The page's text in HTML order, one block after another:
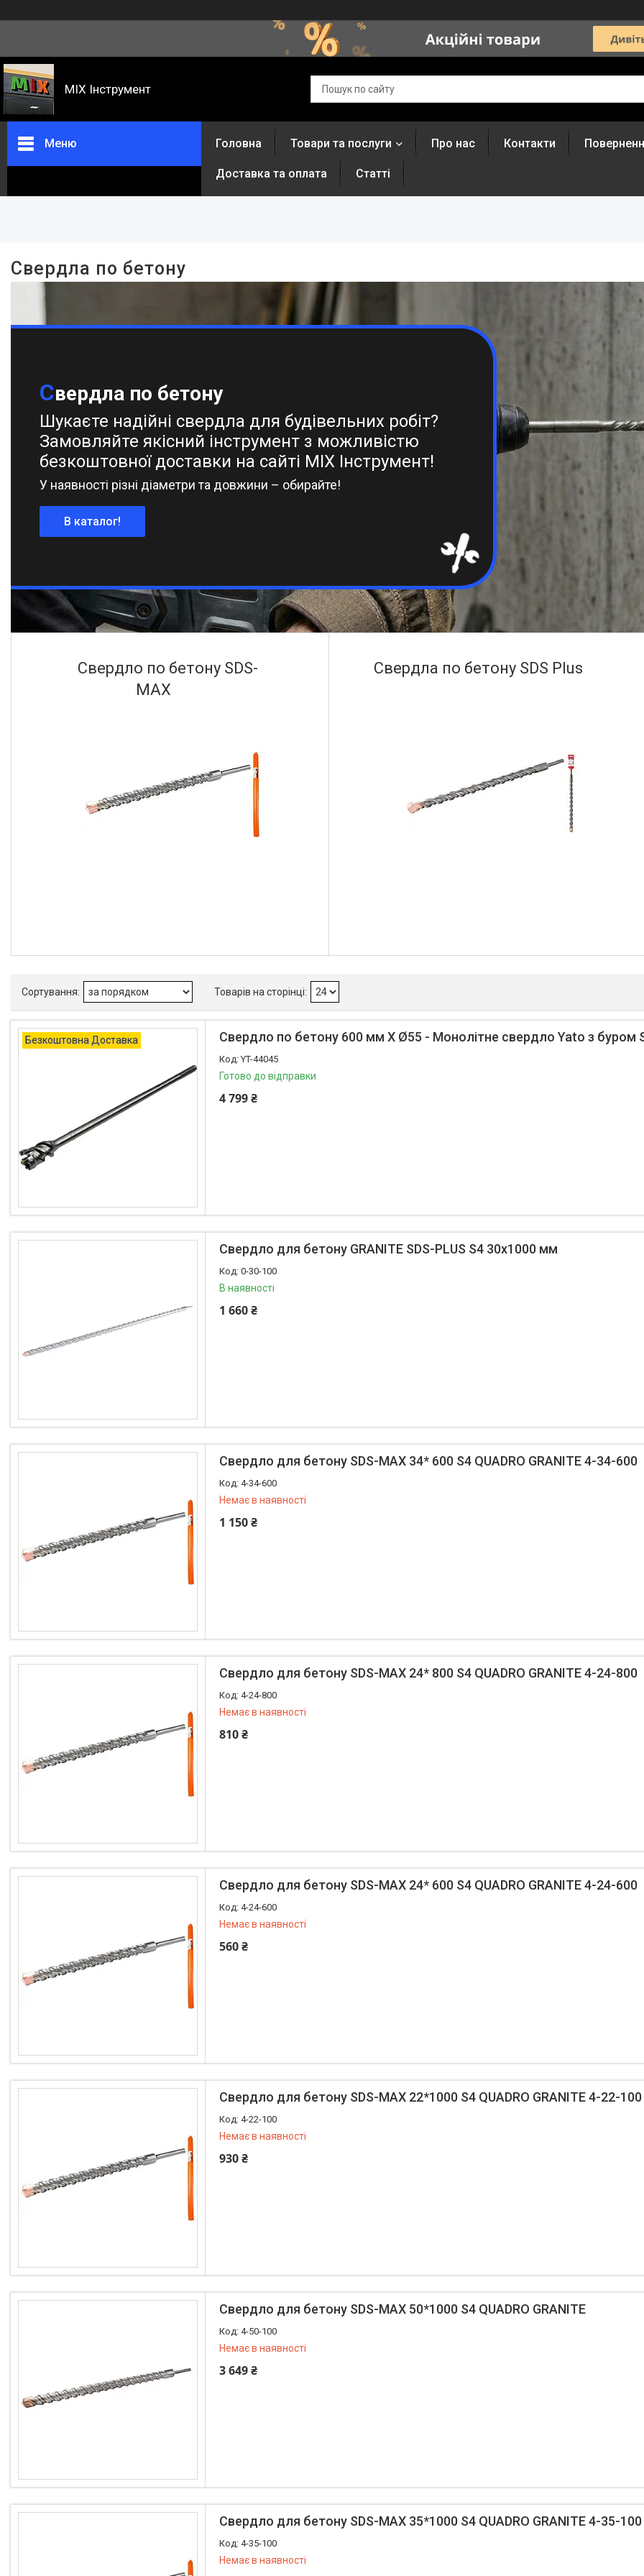
MIX Інструмент
Меню
Так 2
Granite 65
Товари та послуги
Про нас
Головна Товари та послуги Про нас Контакти
Доставка та оплата Статті
Свердла по бетону
Свердла по бетону
Шукаєте надійні свердла для будівельних робіт?
Замовляйте якісний інструмент з можливістю
безкоштовної доставки на сайті MIX Інструмент!
У наявності різні діаметри та довжини – обирайте!
В каталог!
Свердло по бетону SDS-
MAX
Свердла по бетону SDS Plus
Безкоштовна Доставка Свердло по бетону 600 мм X Ø55 - Монолітне свердло Yato з буром
YT-44045
Готово до відправки
4 799 ₴
Свердло для бетону GRANITE SDS-PLUS S4 30х1000 мм
0-30-100
В наявності
1 660 ₴
Свердло для бетону SDS-MAX 34* 600 S4 QUADRO GRANITE 4-34-600
4-34-600
Немає в наявності
1 150 ₴
Свердло для бетону SDS-MAX 24* 800 S4 QUADRO GRANITE 4-24-800
4-24-800
Немає в наявності
810 ₴
Свердло для бетону SDS-MAX 24* 600 S4 QUADRO GRANITE 4-24-600
4-24-600
Немає в наявності
560 ₴
Свердло для бетону SDS-MAX 22*1000 S4 QUADRO GRANITE 4-22-100
4-22-100
Немає в наявності
930 ₴
Свердло для бетону SDS-MAX 50*1000 S4 QUADRO GRANITE
4-50-100
Немає в наявності
3 649 ₴
Свердло для бетону SDS-MAX 35*1000 S4 QUADRO GRANITE 4-35-100
4-35-100
Немає в наявності